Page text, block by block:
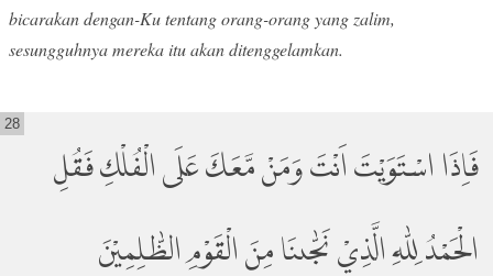
bicarakan dengan-Ku tentang orang-orang yang zalim,
sesungguhnya mereka itu akan ditenggelamkan.
فَاِذَا اسْتَوَيْتَ اَنْتَ وَمَنْ مَّعَكَ عَلَى الْفُلْكِ فَقُلِ
الْحَمْدُ لِلّٰهِ الَّذِيْ نَجّٰىنَا مِنَ الْقَوْمِ الظّٰلِمِيْنَ
28